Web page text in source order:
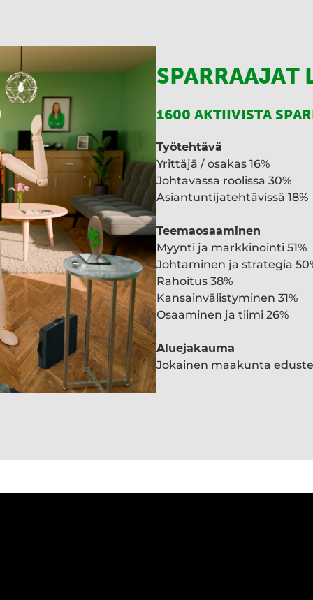
SPARRAAJAT
1600 AKTIIVISTA
Työtehtävä
Yrittäjä / osakas 16%
Johtavassa roolissa 30%
Asiantuntijatehtävissä 18%
Teemaosaaminen
Myynti ja markkinointi 51%
Johtaminen ja strategia
Rahoitus 38%
Kansainvälistyminen 31%
Osaaminen ja tiimi 26%
Aluejakauma
Jokainen maakunta